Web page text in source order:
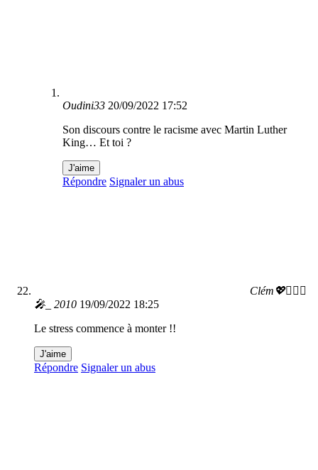
Oudini33 20/09/2022 17:52
Son discours contre le racisme avec Martin Luther
King… Et toi ?
J'aime
Répondre Signaler un abus
Clém💖🤸🏽‍♂️
🎤_ 2010 19/09/2022 18:25
Le stress commence à monter !!
J'aime
Répondre Signaler un abus